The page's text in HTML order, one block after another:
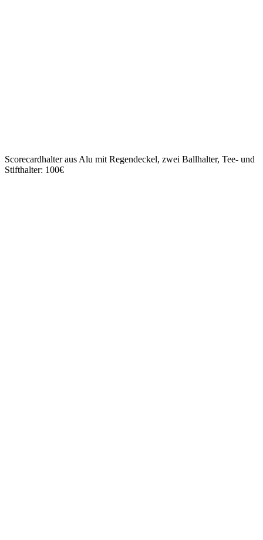
Scorecardhalter aus Alu mit Regendeckel, zwei Ballhalter, Tee- und
Stifthalter: 100€